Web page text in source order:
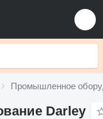
Промышленное
Darley